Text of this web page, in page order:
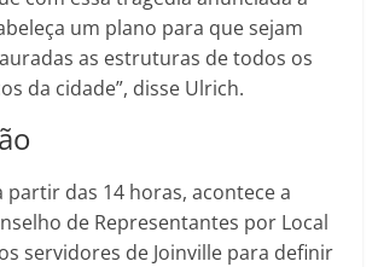
um plano para que sejam
as estruturas de todos os
da cidade”, disse Ulrich.
partir das 14 horas, acontece a
de Representantes por Local
servidores de Joinville para definir